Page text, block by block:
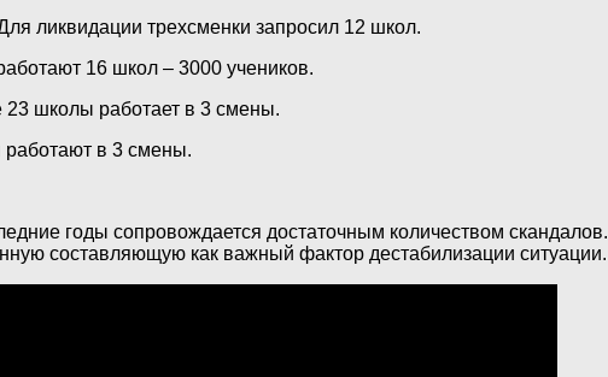
ликвидации трехсменки запросил 12 школ.
16 школ – 3000 учеников.
школы работает в 3 смены.
работают в 3 смены.
годы сопровождается достаточным количеством скандалов.
составляющую как важный фактор дестабилизации ситуации.